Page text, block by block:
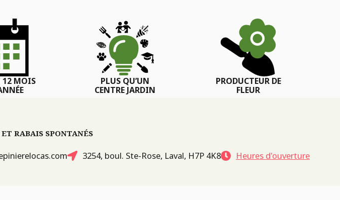
12 MOIS
PLUS QU’UN
CENTRE JARDIN
PRODUCTEUR DE
FLEUR
RABAIS SPONTANÉS
3254, boul. Ste-Rose, Laval, H7P 4K8 Heures d'ouverture